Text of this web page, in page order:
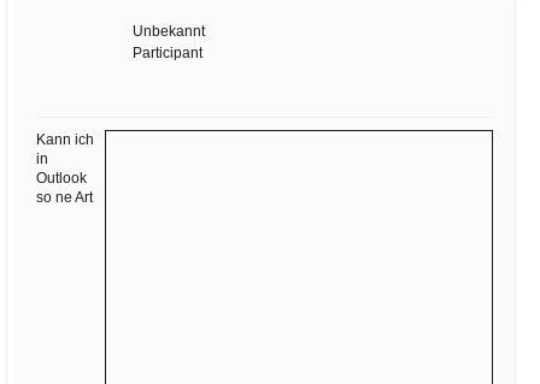
Unbekannt
Participant
Kann ich
in
Outlook
so ne Art
KuNoMail, usw.
E-Mail